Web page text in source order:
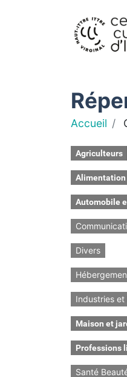
Accueil
Agriculteurs
Alimentation
Automobile
Divers
Industries et
Maison et
Professions
Santé